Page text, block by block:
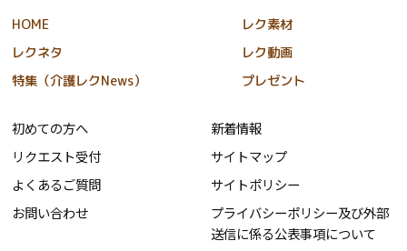
HOME
レク素材
レクネタ
レク動画
特集（介護レクNews）
プレゼント
初めての方へ
リクエスト受付
よくあるご質問
お問い合わせ
新着情報
サイトマップ
サイトポリシー
プライバシーポリシー及び外部
送信に係る公表事項について